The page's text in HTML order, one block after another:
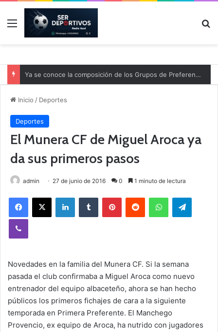
Menú
Ya se conoce la composición de los Grupos de Preferente y el calendario
Inicio / Deportes
Deportes
El Munera CF de Miguel Aroca ya
da sus primeros pasos
admin 27 de junio de 2016 0 1 minuto de lectura
Novedades en la familia del Munera CF. Si la semana
pasada el club confirmaba a Miguel Aroca como nuevo
entrenador del equipo albaceteño, ahora se han hecho
públicos los primeros fichajes de cara a la siguiente
temporada en Primera Preferente. El Manchego
Provencio, ex equipo de Aroca, ha nutrido con jugadores